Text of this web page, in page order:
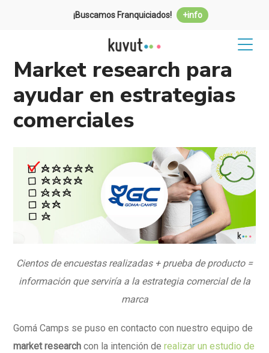
¡Buscamos Franquiciados! +info
Market research para
ayudar en estrategias
comerciales
Cientos de encuestas realizadas + prueba de producto =
información que serviría a la estrategia comercial de la
marca
Gomá Camps se puso en contacto con nuestro equipo de
market research con la intención derealizar un estudio de